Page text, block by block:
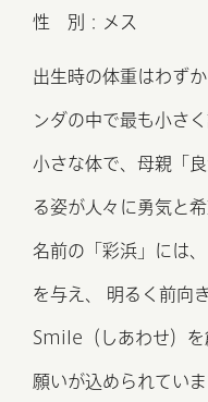
性 別：メス
出生時の体重はわずか
ンダの中で最も小さ
⼩さな体で、⺟親「
る姿が⼈々に勇気と
名前の「彩浜」には
を与え、 明るく前向
Smile（しあわせ）を
願いが込められていま